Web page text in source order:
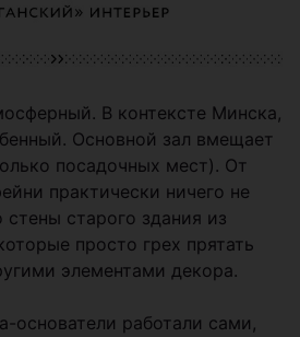
В контексте Минска,
Основной зал вмещает
посадочных мест). От
практически ничего не
стены старого здания из
просто грех прятать
элементами декора.
основатели работали сами,